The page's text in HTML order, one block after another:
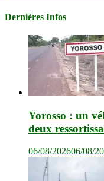
Dernières Infos
Yorosso : un
deux
06/08/202606/08/